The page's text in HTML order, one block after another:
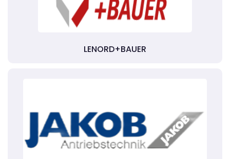
LENORD+BAUER